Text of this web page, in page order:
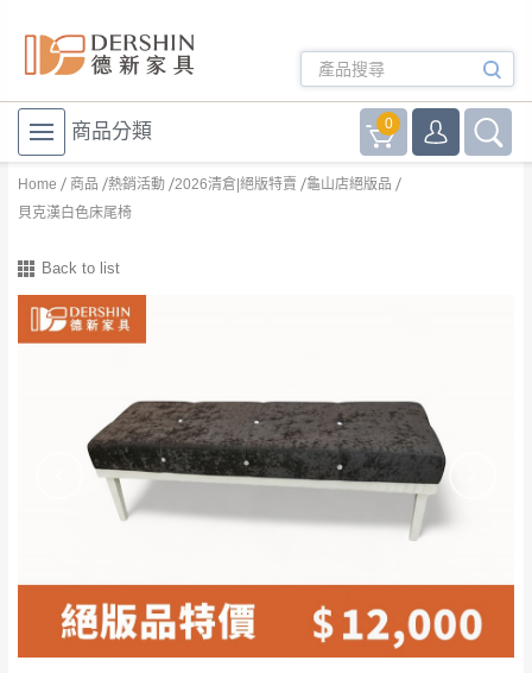
商品分類 0
Home 商品 熱銷活動 2026清倉|絕版特賣
龜山店絕版品
貝克漢白色床尾椅
Back to list